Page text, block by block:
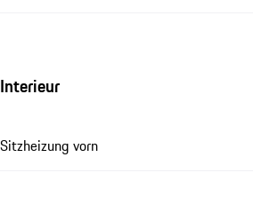
Interieur
Sitzheizung vorn